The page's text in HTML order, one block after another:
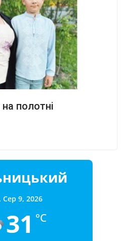
полотні
Сер 9, 2026
31 °C